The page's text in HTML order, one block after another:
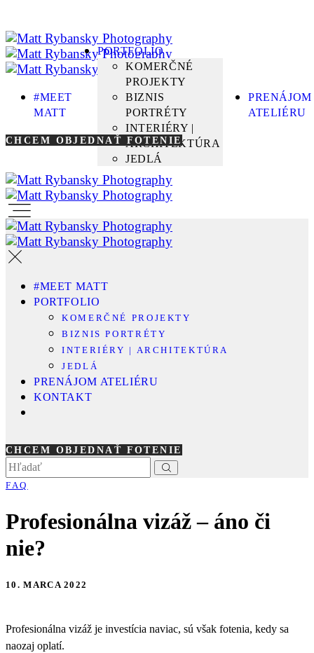
#MEET
MATT
PORTFOLIO
KOMERČNÉ
PROJEKTY
BIZNIS
PORTRÉTY
INTERIÉRY |
ARCHITEKTÚRA
JEDLÁ
PRENÁJOM
ATELIÉRU
CHCEM OBJEDNAŤ FOTENIE
#MEET MATT
PORTFOLIO
KOMERČNÉ PROJEKTY
BIZNIS PORTRÉTY
INTERIÉRY | ARCHITEKTÚRA
JEDLÁ
PRENÁJOM ATELIÉRU
KONTAKT
CHCEM OBJEDNAŤ FOTENIE
FAQ
Profesionálna vizáž – áno či
nie?
10. MARCA 2022
Profesionálna vizáž je investícia naviac, sú však fotenia, kedy sa
naozaj oplatí.